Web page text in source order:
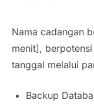
Nama cadangan
menit],
tanggal melalui
Backup